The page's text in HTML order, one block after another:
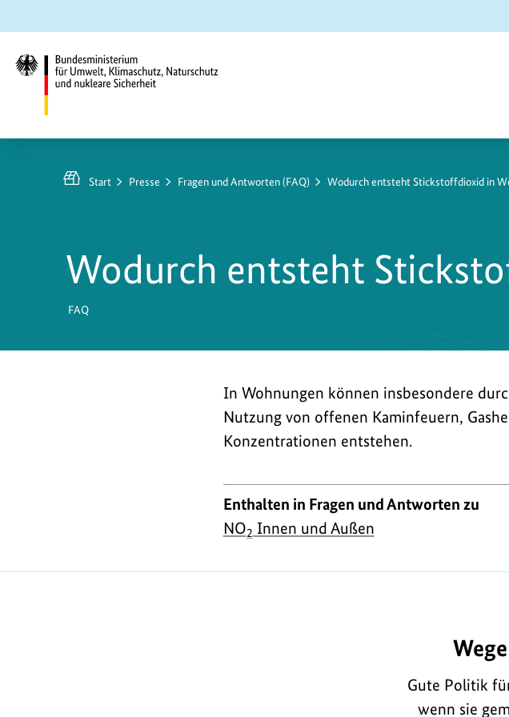
Hauptinhalt
springen
Suche
springen
Hauptnavigation
springen
Umwelt,
Klimaschutz,
nukleare
Sicherheit
Start Presse Fragen und Antworten (FAQ) Wodurch entsteht Stickstoffdioxid in
Wodurch entsteht
FAQ
In Wohnungen können insbesondere
Nutzung von offenen Kaminfeuern,
Konzentrationen entstehen.
Enthalten in Fragen und Antworten zu
NO2 Innen und Außen
Gute Politik
wenn sie